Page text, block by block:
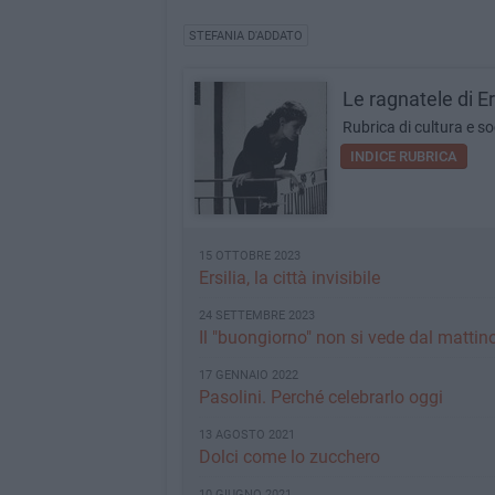
STEFANIA D'ADDATO
Le ragnatele di
Rubrica di cultura e
INDICE RUBRICA
15 OTTOBRE 2023
Ersilia, la città invisibile
24 SETTEMBRE 2023
Il "buongiorno" non si vede dal
17 GENNAIO 2022
Pasolini. Perché celebrarlo oggi
13 AGOSTO 2021
Dolci come lo zucchero